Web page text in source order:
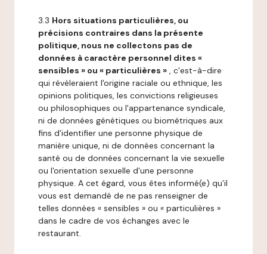
3.3 Hors situations particulières, ou
précisions contraires dans la présente
politique, nous ne collectons pas de
données à caractère personnel dites «
sensibles » ou « particulières » , c’est-à-dire
qui révèleraient l'origine raciale ou ethnique, les
opinions politiques, les convictions religieuses
ou philosophiques ou l'appartenance syndicale,
ni de données génétiques ou biométriques aux
fins d'identifier une personne physique de
manière unique, ni de données concernant la
santé ou de données concernant la vie sexuelle
ou l'orientation sexuelle d'une personne
physique. A cet égard, vous êtes informé(e) qu’il
vous est demandé de ne pas renseigner de
telles données « sensibles » ou « particulières »
dans le cadre de vos échanges avec le
restaurant.